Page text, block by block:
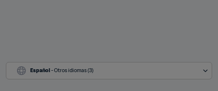
Español - Otros idiomas (3)